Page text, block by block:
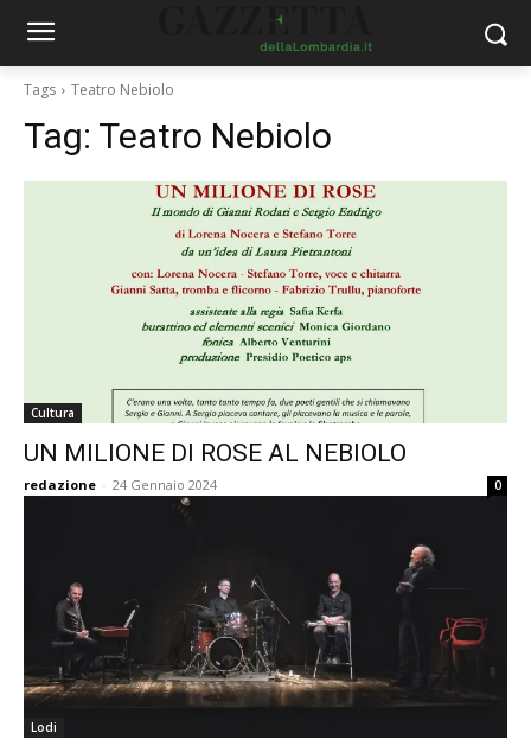
Tags Teatro Nebiolo
Tag: Teatro Nebiolo
Cultura
UN MILIONE DI ROSE AL NEBIOLO
redazione - 24 Gennaio 2024 0
Lodi